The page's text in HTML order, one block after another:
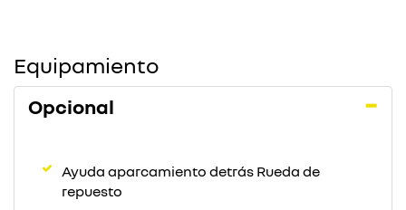
Equipamiento
Opcional
Ayuda aparcamiento detrás Rueda de
repuesto